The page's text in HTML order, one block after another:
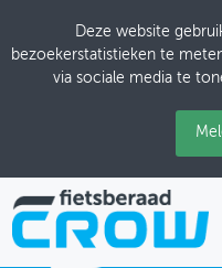
Deze website
bezoekerstatistieken te
via sociale media te